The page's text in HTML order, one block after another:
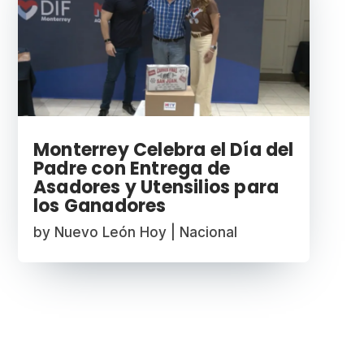
Monterrey Celebra el Día del
Padre con Entrega de
Asadores y Utensilios para
los Ganadores
by Nuevo León Hoy| Nacional